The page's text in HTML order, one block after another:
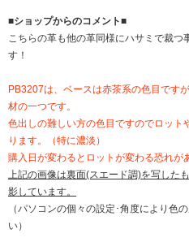
■ショップからのコメント■
こちらの革も他の革同様にハサミで裁つ
す！
PB3207は、ベースは赤茶系の色目です
材の一つです。
色出しの難しい方の色目ですのでロット
ります。（特に濃淡）
購入日が変わるとロットが変わる恐れが
上記の画像は裏面(スエード調)を写した
影しています。
（パソコンの個々の設定･角度により色
い）